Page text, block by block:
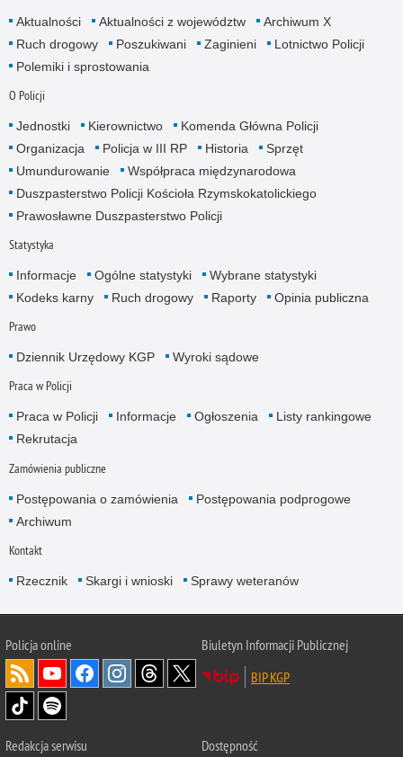
Aktualności Aktualności z województw
Archiwum X
Ruch drogowy
Poszukiwani Zaginieni
Lotnictwo Policji
Polemiki i sprostowania
O Policji
Jednostki Kierownictwo
Komenda Główna Policji
Organizacja
Policja w III RP Historia
Sprzęt
Umundurowanie
Współpraca międzynarodowa
Duszpasterstwo Policji Kościoła Rzymskokatolickiego
Prawosławne Duszpasterstwo Policji
Statystyka
Informacje Ogólne statystyki
Wybrane statystyki
Kodeks karny
Ruch drogowy Raporty Opinia publiczna
Prawo
Dziennik Urzędowy KGP Wyroki sądowe
Praca w Policji
Praca w Policji Informacje Ogłoszenia
Listy rankingowe
Rekrutacja
Zamówienia publiczne
Postępowania o zamówienia
Postępowania podprogowe
Archiwum
Kontakt
Rzecznik Skargi i wnioski Sprawy weteranów
Policjaonline
Biuletyn Informacji Publicznej
BIP KGP
Redakcja serwisu Dostępność